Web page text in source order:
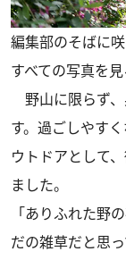
編集部のそばに咲
すべての写真を見
野山に限らず
す。過ごしやす
ウトドアとして
ました。
「ありふれた野
だの雑草だと思